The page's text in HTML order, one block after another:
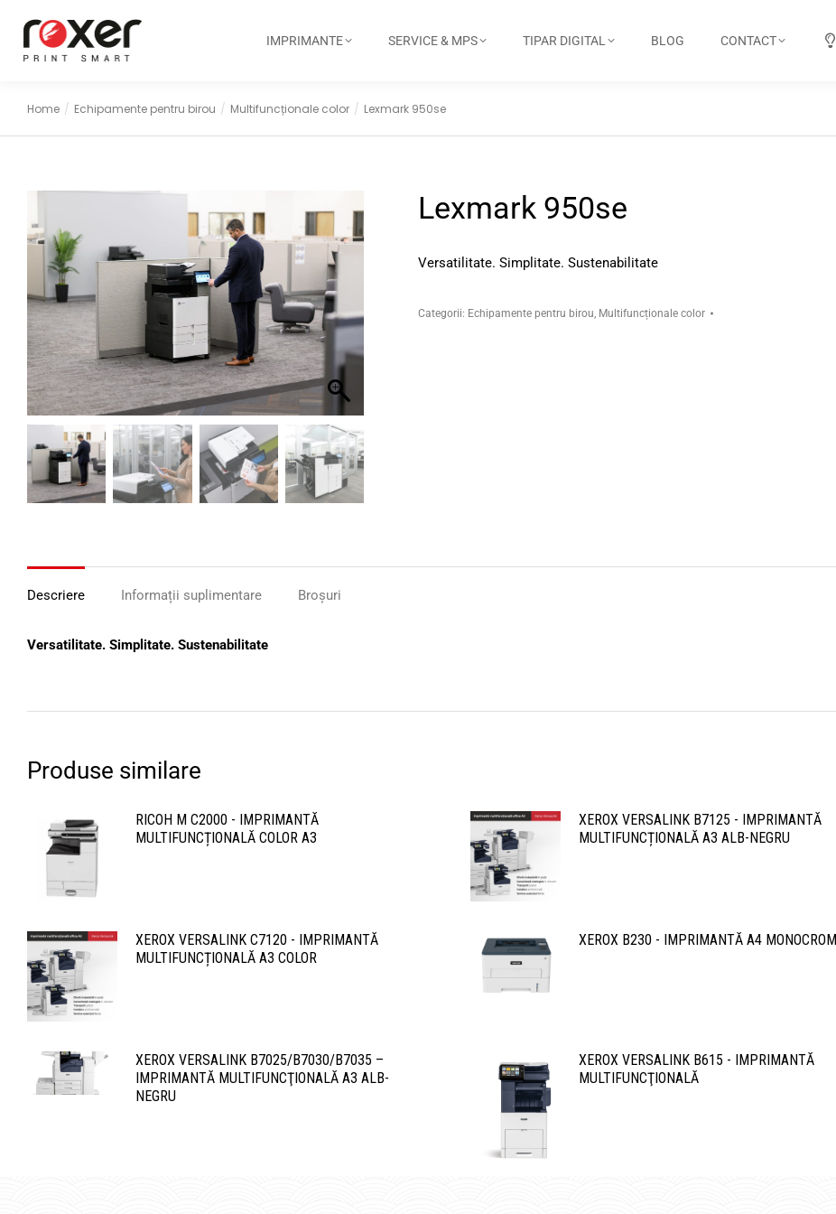
IMPRIMANTE SERVICE & MPS TIPAR DIGITAL BLOG CONTACT
You are here:
Home Echipamente pentru birou Multifuncționale color Lexmark 950se
Lexmark 950se
Versatilitate. Simplitate. Sustenabilitate
Categorii: Echipamente pentru birou, Multifuncționale color
Descriere Informații suplimentare Broșuri
Versatilitate. Simplitate. Sustenabilitate
Produse similare
RICOH M C2000 - IMPRIMANTĂ
MULTIFUNCȚIONALĂ COLOR A3
XEROX VERSALINK B7125 - IMPRIMANTĂ
MULTIFUNCȚIONALĂ A3 ALB-NEGRU
XEROX VERSALINK C7120 - IMPRIMANTĂ
MULTIFUNCȚIONALĂ A3 COLOR
XEROX B230 - IMPRIMANTĂ A4 MONOCROM
XEROX VERSALINK B7025/B7030/B7035 –
IMPRIMANTĂ MULTIFUNCŢIONALĂ A3 ALB-
NEGRU
XEROX VERSALINK B615 - IMPRIMANTĂ
MULTIFUNCŢIONALĂ